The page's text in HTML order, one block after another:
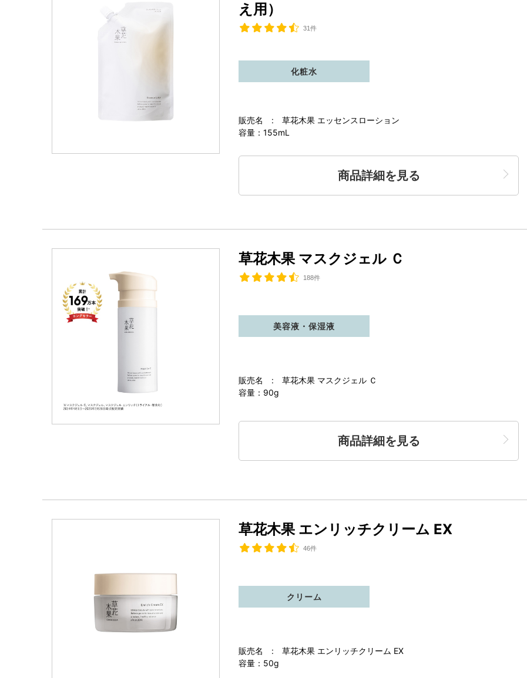
え用）
31件
販売名 : 草花木果 エッセンスローション
容量：155mL
化粧水
商品詳細を見る
草花木果 マスクジェル Ｃ
188件
販売名 : 草花木果 マスクジェル Ｃ
容量：90g
美容液・保湿液
商品詳細を見る
草花木果 エンリッチクリーム EX
46件
販売名 : 草花木果 エンリッチクリーム EX
容量：50g
クリーム